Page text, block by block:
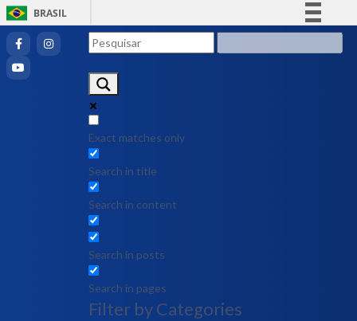
BRASIL
Exact matches only
Search in title
Search in content
Search in posts
Search in pages
Filter by Categories